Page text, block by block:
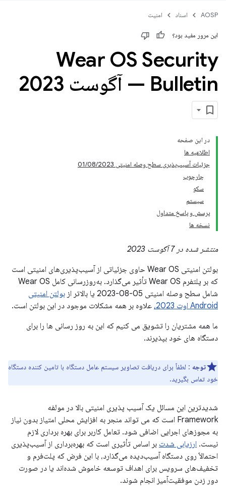
AOSP اسناد امنیت
این مرور مفید بود؟
Wear OS Security
Bulletin — آگوست 2023
در این صفحه
اطلاعیه ها
جزئیات آسیب‌پذیری سطح وصله امنیتی 01/08/2023
چارچوب
سکو
سیستم
پرسش و پاسخ متداول
نسخه ها
منتشر شده در 7 آگوست 2023
بولتن امنیتی Wear OS حاوی جزئیاتی از آسیب‌پذیری‌های امنیتی است
که بر پلتفرم Wear OS تأثیر می‌گذارد. به‌روزرسانی کامل Wear OS
شامل سطح وصله امنیتی 05-08-2023 یا بالاتر از
بولتن امنیتی
Android اوت 2023،
علاوه بر همه مشکلات موجود در این بولتن است.
ما همه مشتریان را تشویق می کنیم که این به روز رسانی ها را برای
دستگاه های خود بپذیرند.
توجه : لطفاً برای دریافت تصاویر سیستم عامل دستگاه با تامین کننده دستگاه
خود تماس بگیرید.
شدیدترین این مسائل یک آسیب پذیری امنیتی بالا در مولفه
Framework است که می تواند منجر به افزایش محلی امتیاز بدون نیاز
به مجوزهای اجرایی اضافی شود. تعامل کاربر برای بهره برداری لازم
نیست. ارزیابی شدت بر اساس تأثیری است که بهره‌برداری از آسیب‌پذیری
احتمالاً روی دستگاه آسیب‌دیده می‌گذارد، با این فرض که پلت‌فرم و
تخفیف‌های سرویس برای اهداف توسعه خاموش شده‌اند یا در صورت
دور زدن موفقیت‌آمیز انجام شوند.